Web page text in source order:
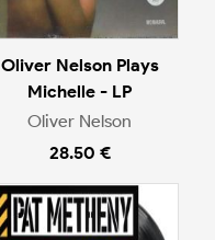
Oliver Nelson Plays
Michelle - LP
Oliver Nelson
28.50 €